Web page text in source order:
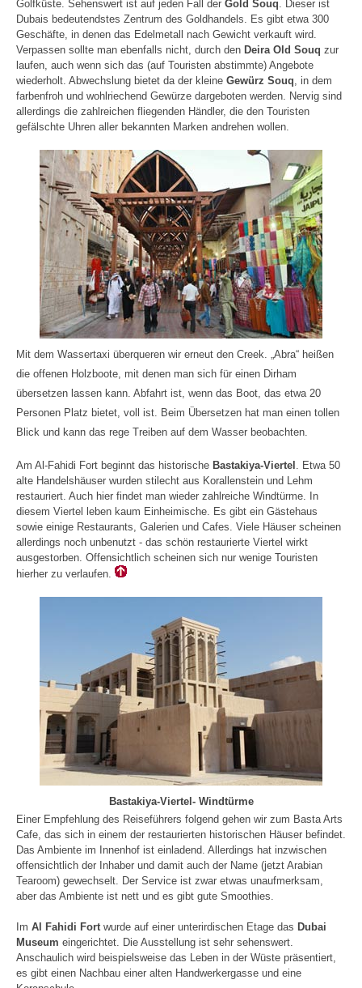
Golfküste. Sehenswert ist auf jeden Fall der Gold Souq . Dieser ist
Dubais bedeutendstes Zentrum des Goldhandels. Es gibt etwa 300
Geschäfte, in denen das Edelmetall nach Gewicht verkauft wird.
Verpassen sollte man ebenfalls nicht, durch den Deira Old Souq zur
laufen, auch wenn sich das (auf Touristen abstimmte) Angebote
wiederholt. Abwechslung bietet da der kleine Gewürz Souq , in dem
farbenfroh und wohlriechend Gewürze dargeboten werden. Nervig sind
allerdings die zahlreichen fliegenden Händler, die den Touristen
gefälschte Uhren aller bekannten Marken andrehen wollen.
Mit dem Wassertaxi überqueren wir erneut den Creek. „Abra“ heißen
die offenen Holzboote, mit denen man sich für einen Dirham
übersetzen lassen kann. Abfahrt ist, wenn das Boot, das etwa 20
Personen Platz bietet, voll ist. Beim Übersetzen hat man einen tollen
Blick und kann das rege Treiben auf dem Wasser beobachten.
Am Al-Fahidi Fort beginnt das historische Bastakiya-Viertel . Etwa 50
alte Handelshäuser wurden stilecht aus Korallenstein und Lehm
restauriert. Auch hier findet man wieder zahlreiche Windtürme. In
diesem Viertel leben kaum Einheimische. Es gibt ein Gästehaus
sowie einige Restaurants, Galerien und Cafes. Viele Häuser scheinen
allerdings noch unbenutzt - das schön restaurierte Viertel wirkt
ausgestorben. Offensichtlich scheinen sich nur wenige Touristen
hierher zu verlaufen.
Bastakiya-Viertel- Windtürme
Einer Empfehlung des Reiseführers folgend gehen wir zum Basta Arts
Cafe, das sich in einem der restaurierten historischen Häuser befindet.
Das Ambiente im Innenhof ist einladend. Allerdings hat inzwischen
offensichtlich der Inhaber und damit auch der Name (jetzt Arabian
Tearoom) gewechselt. Der Service ist zwar etwas unaufmerksam,
aber das Ambiente ist nett und es gibt gute Smoothies.
Im Al Fahidi Fortwurde auf einer unterirdischen Etage das Dubai
Museum eingerichtet. Die Ausstellung ist sehr sehenswert.
Anschaulich wird beispielsweise das Leben in der Wüste präsentiert,
es gibt einen Nachbau einer alten Handwerkergasse und eine